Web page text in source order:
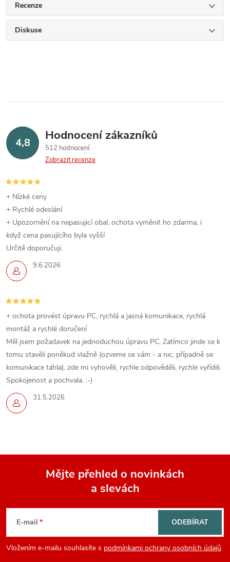
Recenze
Diskuse
4,8 Hodnocení zákazníků
512 hodnocení
Zobrazit recenze
9.6.2026
+ Nízké ceny
+ Rychlé odeslání
+ Upozornění na nepasujicí obal, ochota vyměnit ho zdarma, i
když cena pasujícího byla vyšší
Určitě doporučuji.
31.5.2026
+ ochota provést úpravu PC, rychlá a jasná komunikace, rychlá
montáž a rychlé doručení
Měl jsem požadavek na jednoduchou úpravu PC. Zatímco jinde se k
tomu stavěli poněkud vlažně (ozveme se vám - a nic, případně se
komunikace táhla), zde mi vyhověli, rychle odpověděli, rychle vyřídili.
Spokojenost a pochvala. :-)
p
Mějte přehled o novinkách
a slevách
E-mail
Vložením e-mailu souhlasíte s podmínkami ochrany osobních údajů
ODEBÍRAT